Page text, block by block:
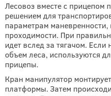
Лесовоз вместе с прицепом
решением для
параметрам маневренности,
проходимости. При
идет вслед за тягачом.
объем леса, используются
прицепы.
Кран манипулятор
платформы. Затем